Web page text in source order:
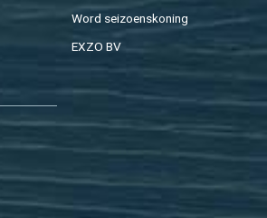
Word sei­zoens­ko­ning
EXZO BV